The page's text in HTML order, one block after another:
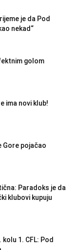
je da Pod
nekad“
golom
ima novi klub!
Gore pojačao
Paradoks je da
klubovi kupuju
1. CFL: Pod